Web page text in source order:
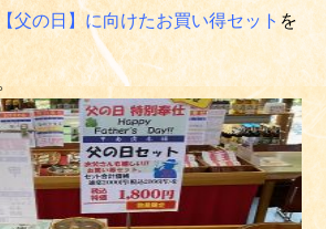
【父の日】に向けたお買い得セット を